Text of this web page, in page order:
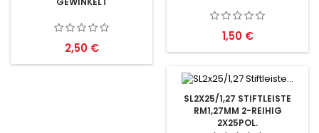
Preis
2,50 €
Preis
1,50 €
SL2X25/1,27 STIFTLEISTE
RM1,27MM 2-REIHIG
2X25POL.